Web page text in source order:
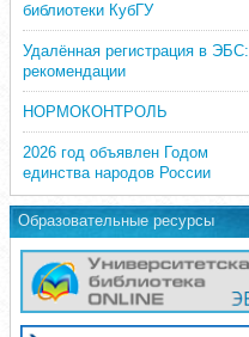
библиотеки КубГУ
Удалённая регистрация в ЭБС:
рекомендации
НОРМОКОНТРОЛЬ
2026 год объявлен Годом
единства народов России
Образовательные ресурсы